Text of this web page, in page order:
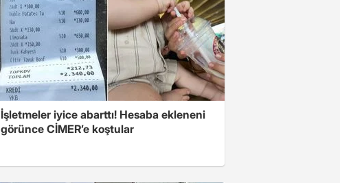
İşletmeler iyice abarttı! Hesaba ekleneni
görünce CİMER’e koştular